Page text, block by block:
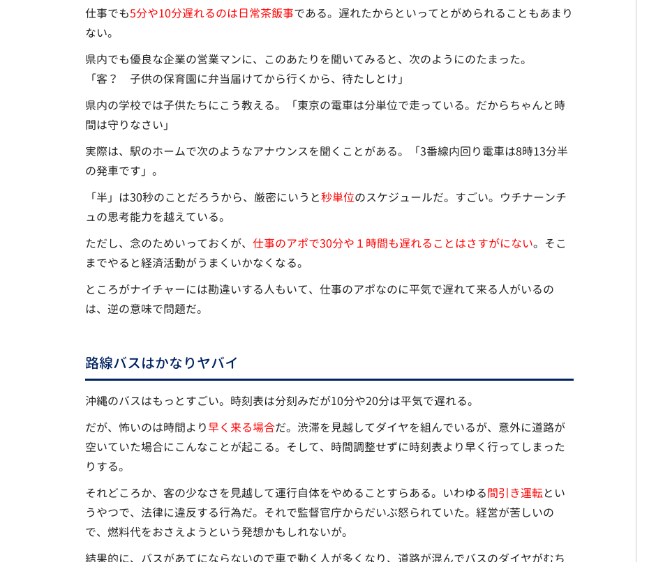
仕事でも5分や10分遅れるのは日常茶飯事である。遅れたからといってとがめられることもあまり
ない。
県内でも優良な企業の営業マンに、このあたりを聞いてみると、次のようにのたまった。
「客？ 子供の保育園に弁当届けてから行くから、待たしとけ」
県内の学校では子供たちにこう教える。「東京の電車は分単位で走っている。だからちゃんと時
間は守りなさい」
実際は、駅のホームで次のようなアナウンスを聞くことがある。「3番線内回り電車は8時13分半
の発車です」。
「半」は30秒のことだろうから、厳密にいうと秒単位のスケジュールだ。すごい。ウチナーンチ
ュの思考能力を越えている。
ただし、念のためいっておくが、 仕事のアポで30分や１時間も遅れることはさすがにない。そこ
までやると経済活動がうまくいかなくなる。
ところがナイチャーには勘違いする人もいて、仕事のアポなのに平気で遅れて来る人がいるの
は、逆の意味で問題だ。
路線バスはかなりヤバイ
沖縄のバスはもっとすごい。時刻表は分刻みだが10分や20分は平気で遅れる。
だが、怖いのは時間より早く来る場合だ。渋滞を見越してダイヤを組んでいるが、意外に道路が
空いていた場合にこんなことが起こる。そして、時間調整せずに時刻表より早く行ってしまった
りする。
それどころか、客の少なさを見越して運行自体をやめることすらある。いわゆる間引き運転とい
うやつで、法律に違反する行為だ。それで監督官庁からだいぶ怒られていた。経営が苦しいの
で、燃料代をおさえようという発想かもしれないが。
結果的に、バスがあてにならないので車で動く人が多くなり、道路が混んでバスのダイヤがむち